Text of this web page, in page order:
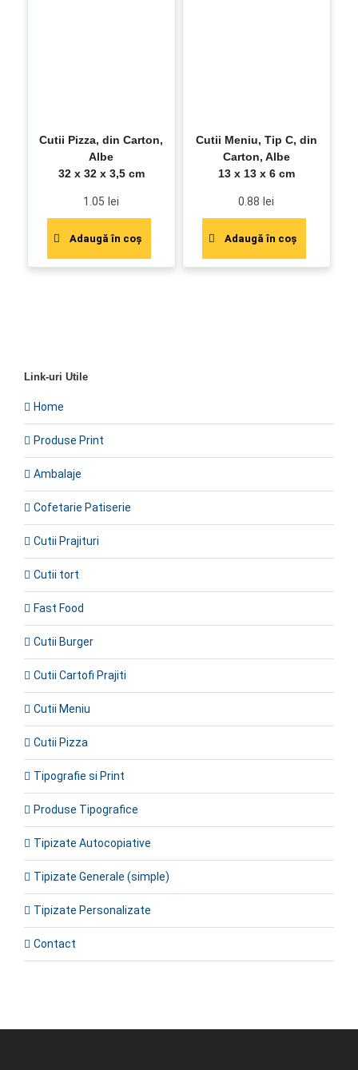
Cutii Pizza, din Carton,
Albe
32 x 32 x 3,5 cm
1.05 lei
Adaugă în coș
Cutii Meniu, Tip C, din
Carton, Albe
13 x 13 x 6 cm
0.88 lei
Adaugă în coș
Link-uri Utile
Home
Produse Print
Ambalaje
Cofetarie Patiserie
Cutii Prajituri
Cutii tort
Fast Food
Cutii Burger
Cutii Cartofi Prajiti
Cutii Meniu
Cutii Pizza
Tipografie si Print
Produse Tipografice
Tipizate Autocopiative
Tipizate Generale (simple)
Tipizate Personalizate
Contact